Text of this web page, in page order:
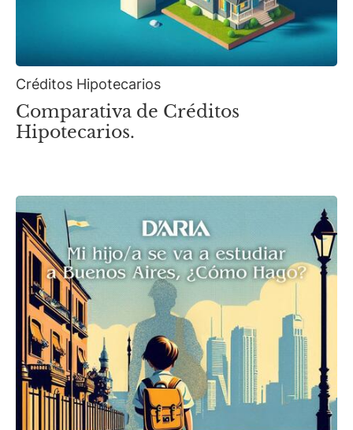
Créditos Hipotecarios
Comparativa de Créditos
Hipotecarios.